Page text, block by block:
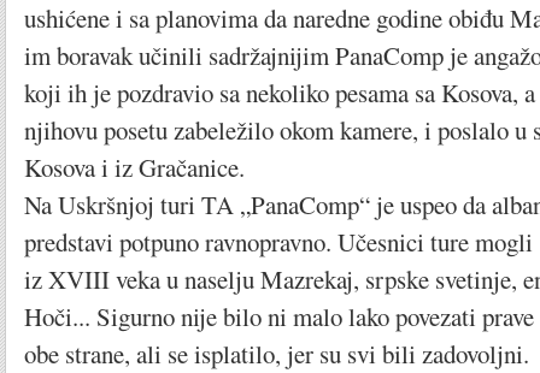
ushićene i sa planovima da naredne godine obiđu
im boravak učinili sadržajnijim PanaComp je
koji ih je pozdravio sa nekoliko pesama sa Kosova,
njihovu posetu zabeležilo okom kamere, i poslalo u
Kosova i iz Gračanice.
Na Uskršnjoj turi TA „PanaComp“ je uspeo da
predstavi potpuno ravnopravno. Učesnici ture mogli
iz XVIII veka u naselju Mazrekaj, srpske svetinje,
Hoči... Sigurno nije bilo ni malo lako povezati
obe strane, ali se isplatilo, jer su svi bili zadovoljni.